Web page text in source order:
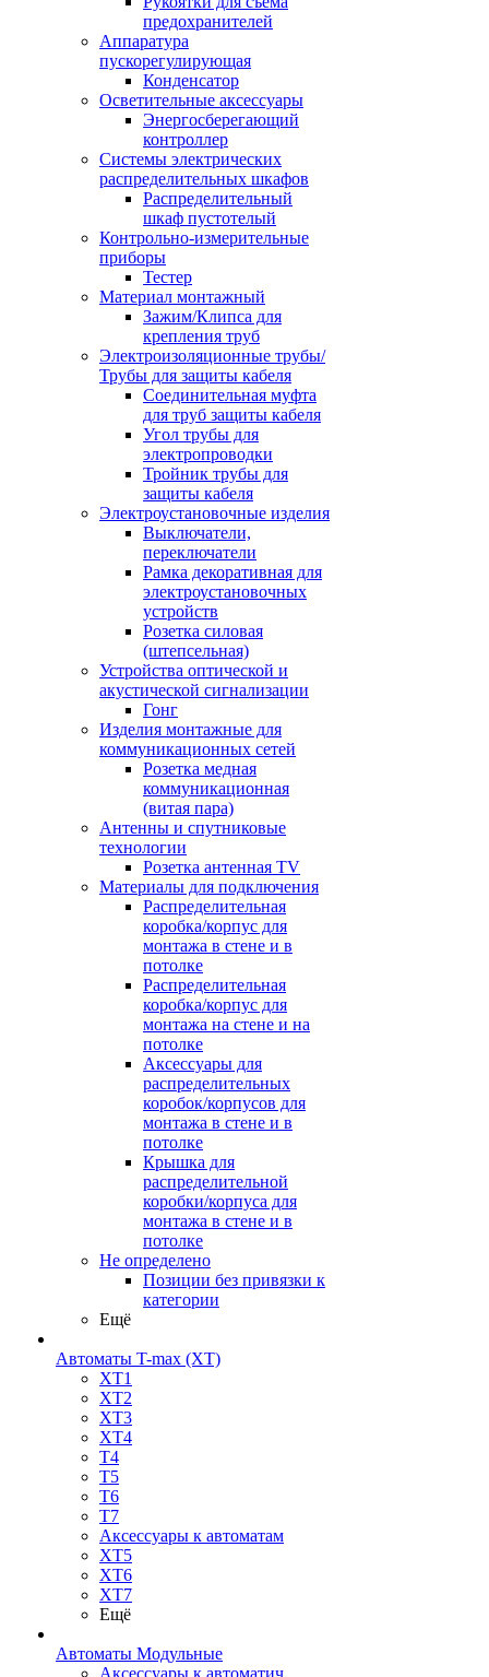
предохранителей
Аппаратура
пускорегулирующая
Конденсатор
Осветительные аксессуары
Энергосберегающий
контроллер
Системы электрических
распределительных шкафов
Распределительный
шкаф пустотелый
Контрольно-измерительные
приборы
Тестер
Материал монтажный
Зажим/Клипса для
крепления труб
Электроизоляционные трубы/
Трубы для защиты кабеля
Соединительная муфта
для труб защиты кабеля
Угол трубы для
электропроводки
Тройник трубы для
защиты кабеля
Электроустановочные изделия
Выключатели,
переключатели
Рамка декоративная для
электроустановочных
устройств
Розетка силовая
(штепсельная)
Устройства оптической и
акустической сигнализации
Гонг
Изделия монтажные для
коммуникационных сетей
Розетка медная
коммуникационная
(витая пара)
Антенны и спутниковые
технологии
Розетка антенная TV
Материалы для подключения
Распределительная
коробка/корпус для
монтажа в стене и в
потолке
Распределительная
коробка/корпус для
монтажа на стене и на
потолке
Аксессуары для
распределительных
коробок/корпусов для
монтажа в стене и в
потолке
Крышка для
распределительной
коробки/корпуса для
монтажа в стене и в
потолке
Не определено
Позиции без привязки к
категории
Ещё
Автоматы T-max (XT)
XT1
XT2
XT3
XT4
T4
T5
T6
T7
Аксессуары к автоматам
XT5
XT6
XT7
Ещё
Автоматы Модульные
Аксессуары к автоматич.